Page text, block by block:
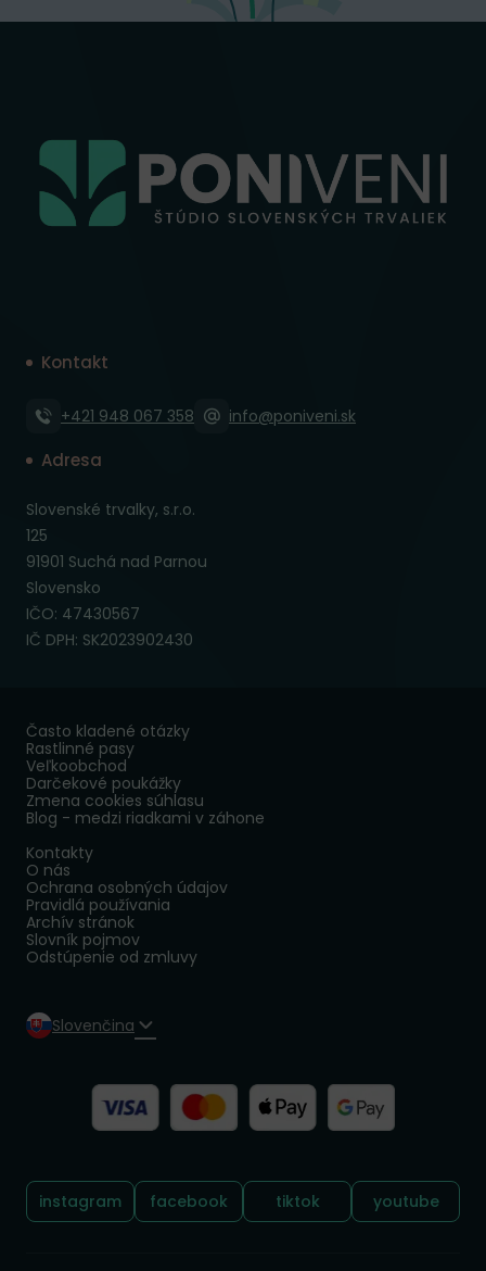
Kontakt
+421 948 067 358 info@poniveni.sk
Adresa
Slovenské trvalky, s.r.o.
125
91901 Suchá nad Parnou
Slovensko
IČO: 47430567
IČ DPH: SK2023902430
Často kladené otázky
Rastlinné pasy
Veľkoobchod
Darčekové poukážky
Zmena cookies súhlasu
Blog - medzi riadkami v záhone
Kontakty
O nás
Ochrana osobných údajov
Pravidlá používania
Archív stránok
Slovník pojmov
Odstúpenie od zmluvy
Slovenčina
Sledujte nás:
instagram facebook tiktok youtube